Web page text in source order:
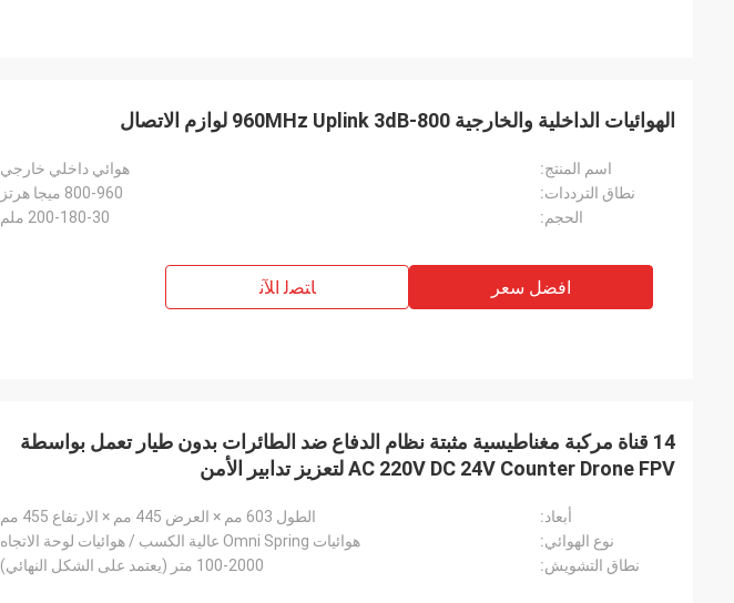
الهوائيات الداخلية والخارجية 800-960MHz Uplink 3dB لوازم الاتصال
اسم المنتج:
هوائي داخلي خارجي
نطاق الترددات:
800-960 ميجا هرتز
الحجم:
200-180-30 ملم
افضل سعر ﺎﺘﺼﻟ ﺍﻶﻧ
14 قناة مركبة مغناطيسية مثبتة نظام الدفاع ضد الطائرات بدون طيار تعمل بواسطة
AC 220V DC 24V Counter Drone FPV لتعزيز تدابير الأمن
أبعاد:
الطول 603 مم × العرض 445 مم × الارتفاع 455 مم
نوع الهوائي:
هوائيات Omni Spring عالية الكسب / هوائيات لوحة الاتجاه
نطاق التشويش:
100-2000 متر (يعتمد على الشكل النهائي)